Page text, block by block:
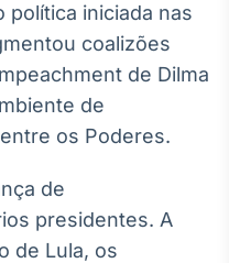
política iniciada nas
coalizões
de Dilma
de
os Poderes.
de
presidentes. A
de Lula, os